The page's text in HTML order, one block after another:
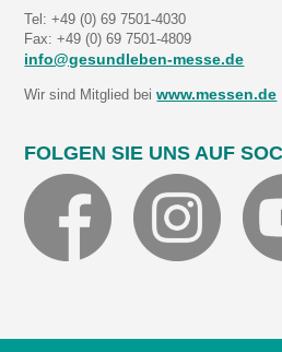
Tel: +49 (0) 69 7501-4030
Fax: +49 (0) 69 7501-4809
info@gesundleben-messe.de
Wir sind Mitglied beiwww.messen.de
FOLGEN SIE UNS AUF